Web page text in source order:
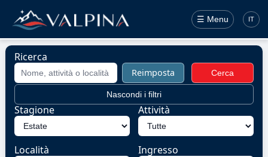
☰ Menu IT
Ricerca
Reimposta Cerca
Nascondi i filtri
Stagione Attività
Località Ingresso